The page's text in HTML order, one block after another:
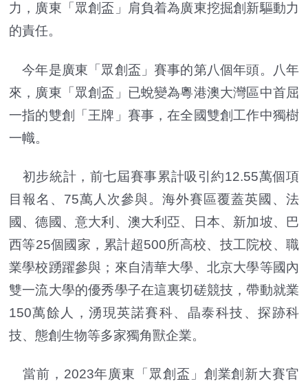
力，廣東「眾創盃」肩負着為廣東挖掘創新驅動力
的責任。
今年是廣東「眾創盃」賽事的第八個年頭。八年
來，廣東「眾創盃」已蛻變為粵港澳大灣區中首屈
一指的雙創「王牌」賽事，在全國雙創工作中獨樹
一幟。
初步統計，前七屆賽事累計吸引約12.55萬個項
目報名、75萬人次參與。海外賽區覆蓋英國、法
國、德國、意大利、澳大利亞、日本、新加坡、巴
西等25個國家，累計超500所高校、技工院校、職
業學校踴躍參與；來自清華大學、北京大學等國內
雙一流大學的優秀學子在這裏切磋競技，帶動就業
150萬餘人，湧現英諾賽科、晶泰科技、探跡科
技、態創生物等多家獨角獸企業。
當前，2023年廣東「眾創盃」創業創新大賽官